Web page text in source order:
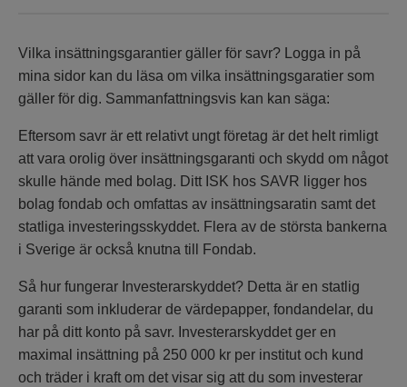
Vilka insättningsgarantier gäller för savr? Logga in på
mina sidor kan du läsa om vilka insättningsgaratier som
gäller för dig. Sammanfattningsvis kan kan säga:
Eftersom savr är ett relativt ungt företag är det helt rimligt
att vara orolig över insättningsgaranti och skydd om något
skulle hände med bolag. Ditt ISK hos SAVR ligger hos
bolag fondab och omfattas av insättningsaratin samt det
statliga investeringsskyddet. Flera av de största bankerna
i Sverige är också knutna till Fondab.
Så hur fungerar Investerarskyddet? Detta är en statlig
garanti som inkluderar de värdepapper, fondandelar, du
har på ditt konto på savr. Investerarskyddet ger en
maximal insättning på 250 000 kr per institut och kund
och träder i kraft om det visar sig att du som investerar